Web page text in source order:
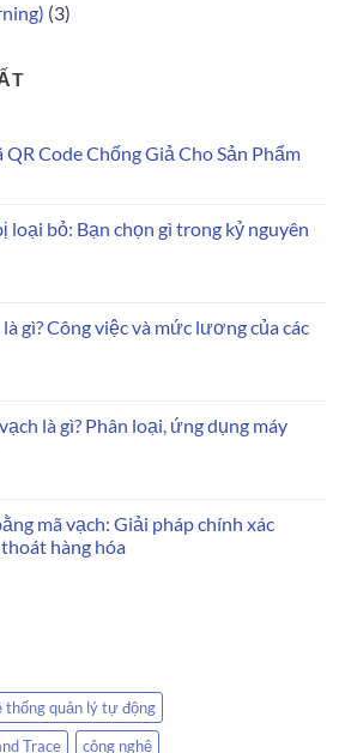
(3)
QR Code Chống Giả Cho Sản Phẩm
loại bỏ: Bạn chọn gì trong kỷ nguyên
gì? Công việc và mức lương của các
là gì? Phân loại, ứng dụng máy
mã vạch: Giải pháp chính xác
hàng hóa
thống quản lý tự động
Trace
công nghệ